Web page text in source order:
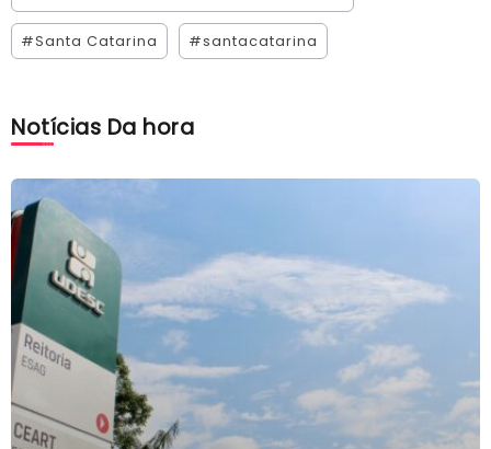
#Santa Catarina #santacatarina
Notícias Da hora